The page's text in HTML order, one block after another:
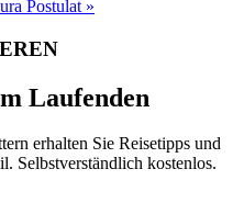
Postulat »
Laufenden
erhalten Sie Reisetipps und
Selbstverständlich kostenlos.